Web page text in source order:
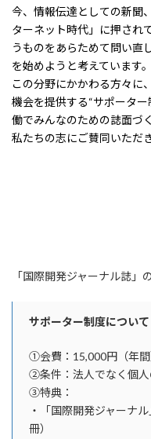
今、情報伝達としての新聞
ターネット時代」に押され
うものをあらためて問い直
を始めようと考えています。
この分野にかかわる方々に
機会を提供する“サポータ
働でみんなのための誌面づ
私たちの志にご賛同いただ
「国際開発ジャーナル誌」
サポーター制度について
①会費：15,000円（年間
②条件：法人でなく個人
③特典：
・「国際開発ジャーナ
冊）